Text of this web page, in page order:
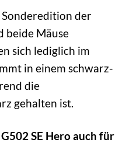
Sonderedition der
beide Mäuse
sich lediglich im
in einem schwarz-
die
gehalten ist.
SE Hero auch für